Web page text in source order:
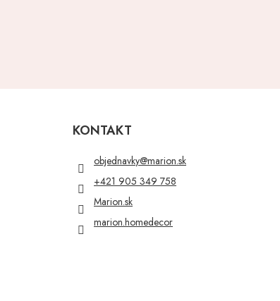
KONTAKT
objednavky@marion.sk
+421 905 349 758
Marion.sk
marion.homedecor